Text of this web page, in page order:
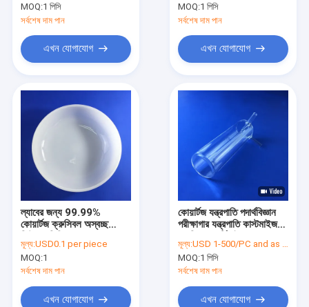
MOQ:1 পিসি
সর্বশেষ দাম পান
এখন যোগাযোগ
MOQ:1 পিসি
সর্বশেষ দাম পান
এখন যোগাযোগ
ল্যাবের জন্য 99.99%
কোয়ার্টজ ক্রুসিবল অস্বচ্ছ
মূল্য:USD0.1 per piece
MOQ:1
সর্বশেষ দাম পান
এখন যোগাযোগ
কোয়ার্টজ যন্ত্রপাতি পদার্থবিজ্ঞান
পরীক্ষাগার যন্ত্রপাতি কাস্টমাইজড
মূল্য:USD 1-500/PC and as negotiated
MOQ:1 পিসি
সর্বশেষ দাম পান
এখন যোগাযোগ